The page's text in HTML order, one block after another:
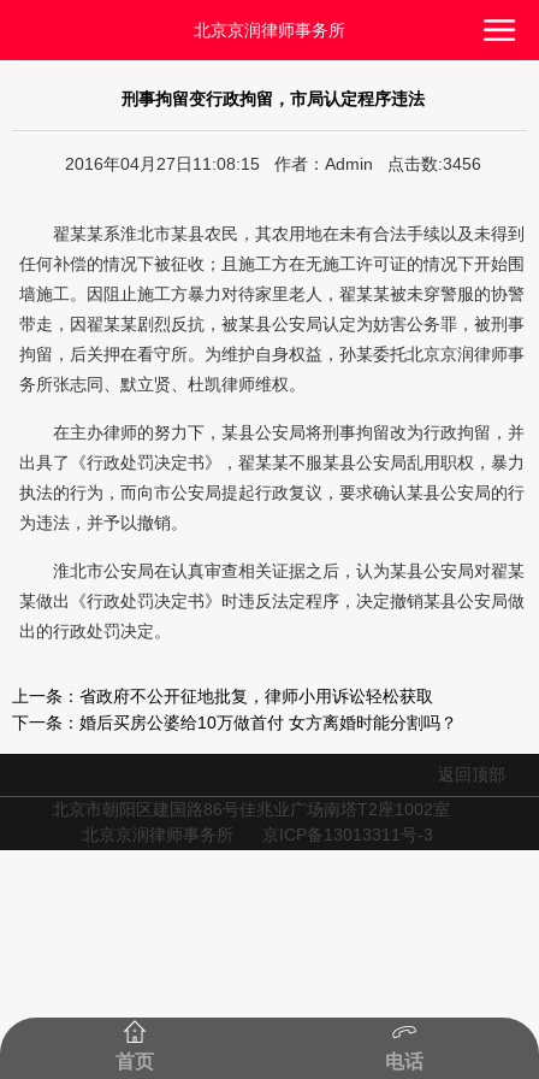
北京京润律师事务所
刑事拘留变行政拘留，市局认定程序违法
2016年04月27日11:08:15 作者：Admin 点击数:3456
翟某某系淮北市某县农民，其农用地在未有合法手续以及未得到
任何补偿的情况下被征收；且施工方在无施工许可证的情况下开始围
墙施工。因阻止施工方暴力对待家里老人，翟某某被未穿警服的协警
带走，因翟某某剧烈反抗，被某县公安局认定为妨害公务罪，被刑事
拘留，后关押在看守所。为维护自身权益，孙某委托北京京润律师事
务所张志同、默立贤、杜凯律师维权。
在主办律师的努力下，某县公安局将刑事拘留改为行政拘留，并
出具了《行政处罚决定书》，翟某某不服某县公安局乱用职权，暴力
执法的行为，而向市公安局提起行政复议，要求确认某县公安局的行
为违法，并予以撤销。
淮北市公安局在认真审查相关证据之后，认为某县公安局对翟某
某做出《行政处罚决定书》时违反法定程序，决定撤销某县公安局做
出的行政处罚决定。
上一条： 省政府不公开征地批复，律师小用诉讼轻松获取
下一条： 婚后买房公婆给10万做首付 女方离婚时能分割吗？
返回顶部
北京市朝阳区建国路86号佳兆业广场南塔T2座1002室
北京京润律师事务所
京ICP备13013311号-3
首页 电话